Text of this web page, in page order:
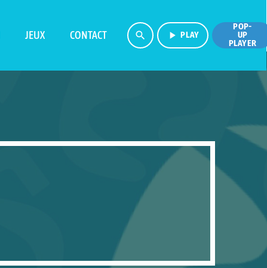
JEUX CONTACT search play_arrow PLAY
POP-
UP
PLAYER